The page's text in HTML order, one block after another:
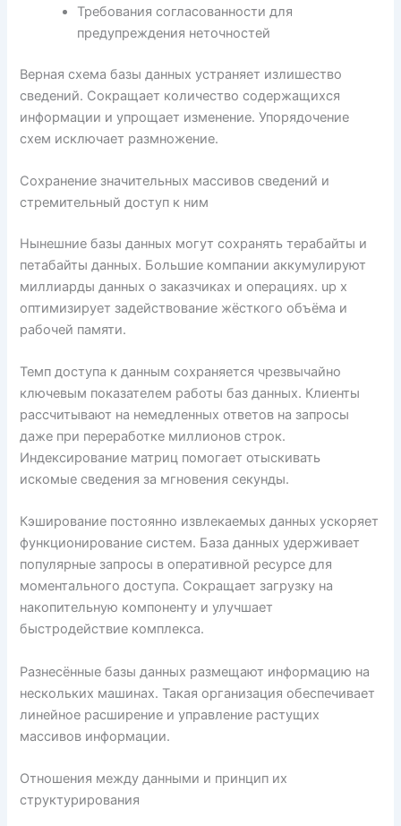
Требования согласованности для
предупреждения неточностей
Верная схема базы данных устраняет излишество
сведений. Сокращает количество содержащихся
информации и упрощает изменение. Упорядочение
схем исключает размножение.
Сохранение значительных массивов сведений и
стремительный доступ к ним
Нынешние базы данных могут сохранять терабайты и
петабайты данных. Большие компании аккумулируют
миллиарды данных о заказчиках и операциях. up x
оптимизирует задействование жёсткого объёма и
рабочей памяти.
Темп доступа к данным сохраняется чрезвычайно
ключевым показателем работы баз данных. Клиенты
рассчитывают на немедленных ответов на запросы
даже при переработке миллионов строк.
Индексирование матриц помогает отыскивать
искомые сведения за мгновения секунды.
Кэширование постоянно извлекаемых данных ускоряет
функционирование систем. База данных удерживает
популярные запросы в оперативной ресурсе для
моментального доступа. Сокращает загрузку на
накопительную компоненту и улучшает
быстродействие комплекса.
Разнесённые базы данных размещают информацию на
нескольких машинах. Такая организация обеспечивает
линейное расширение и управление растущих
массивов информации.
Отношения между данными и принцип их
структурирования